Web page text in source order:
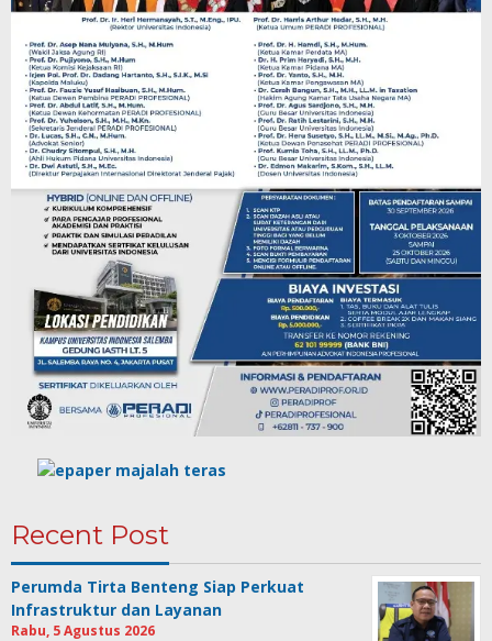
Recent Post
Perumda Tirta Benteng Siap Perkuat
Infrastruktur dan Layanan
Rabu, 5 Agustus 2026